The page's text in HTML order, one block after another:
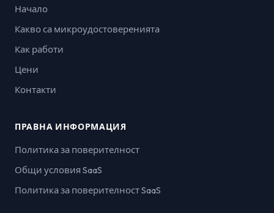
Начало
Какво са микроудостоверенията
Как работи
Цени
Контакти
ПРАВНА ИНФОРМАЦИЯ
Политика за поверителност
Общи условия SaaS
Политика за поверителност SaaS